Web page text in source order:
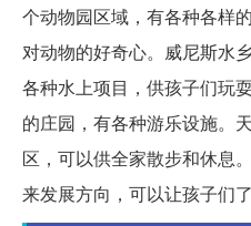
个动物园区域，有各种各样
对动物的好奇心。威尼斯水
各种水上项目，供孩子们玩
的庄园，有各种游乐设施。
区，可以供全家散步和休息
来发展方向，可以让孩子们